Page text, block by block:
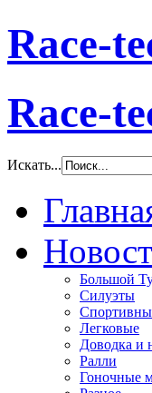
Race-
Race-
Искать...
Большой
Силуэты
Легковые
Доводка и
Ралли
Гоночные